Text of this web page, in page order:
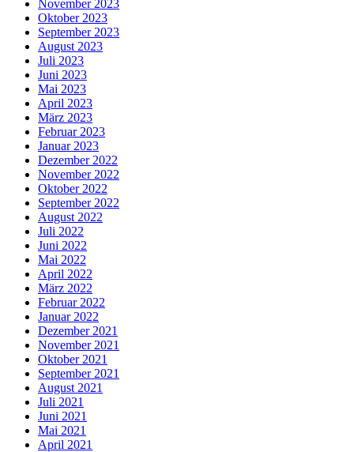
November 2023
Oktober 2023
September 2023
August 2023
Juli 2023
Juni 2023
Mai 2023
April 2023
März 2023
Februar 2023
Januar 2023
Dezember 2022
November 2022
Oktober 2022
September 2022
August 2022
Juli 2022
Juni 2022
Mai 2022
April 2022
März 2022
Februar 2022
Januar 2022
Dezember 2021
November 2021
Oktober 2021
September 2021
August 2021
Juli 2021
Juni 2021
Mai 2021
April 2021